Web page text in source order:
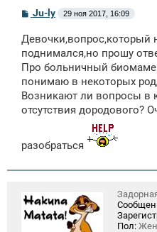
б
щ
е
н
и
Ju-ly 29 ноя 2017, 16:09
Девочки,вопрос,который
поднимался,но прошу
Про больничный биомаме
понимаю в некоторых
Возникают ли вопросы в
отсутствия дородового?
разобраться
Пол: